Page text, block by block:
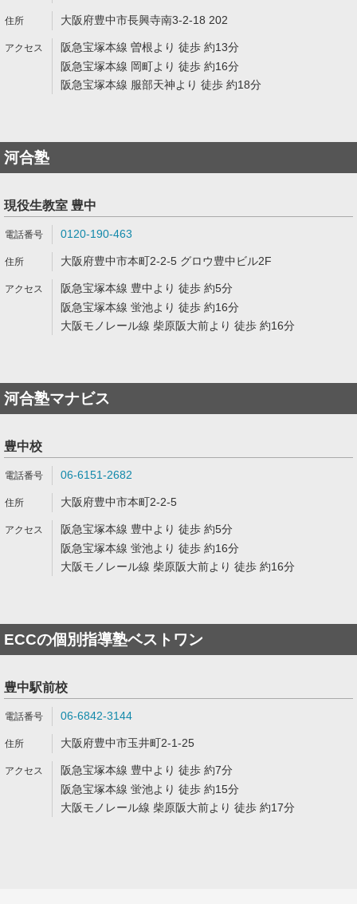
大阪府豊中市長興寺南3-2-18 202
阪急宝塚本線 曽根より 徒歩 約13分
阪急宝塚本線 岡町より 徒歩 約16分
阪急宝塚本線 服部天神より 徒歩 約18分
河合塾
現役生教室 豊中
0120-190-463
大阪府豊中市本町2-2-5 グロウ豊中ビル2F
阪急宝塚本線 豊中より 徒歩 約5分
阪急宝塚本線 蛍池より 徒歩 約16分
大阪モノレール線 柴原阪大前より 徒歩 約16分
河合塾マナビス
豊中校
06-6151-2682
大阪府豊中市本町2-2-5
阪急宝塚本線 豊中より 徒歩 約5分
阪急宝塚本線 蛍池より 徒歩 約16分
大阪モノレール線 柴原阪大前より 徒歩 約16分
ECCの個別指導塾ベストワン
豊中駅前校
06-6842-3144
大阪府豊中市玉井町2-1-25
阪急宝塚本線 豊中より 徒歩 約7分
阪急宝塚本線 蛍池より 徒歩 約15分
大阪モノレール線 柴原阪大前より 徒歩 約17分